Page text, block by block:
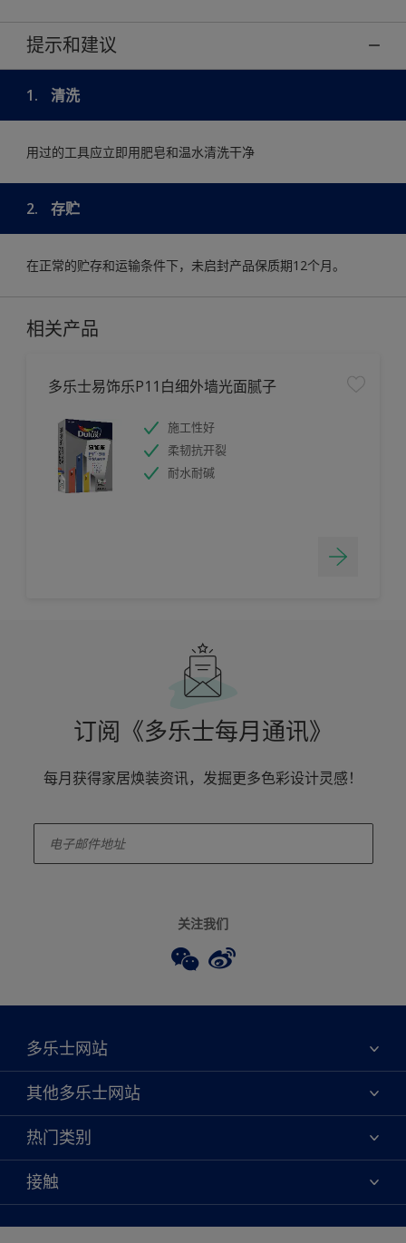
提示和建议
1. 清洗
用过的工具应立即用肥皂和温水清洗干净
2. 存贮
在正常的贮存和运输条件下，未启封产品保质期12个月。
相关产品
多乐士易饰乐P11白细外墙光面腻子
施工性好
柔韧抗开裂
耐水耐碱
订阅《多乐士每月通讯》
每月获得家居焕装资讯，发掘更多色彩设计灵感！
关注我们
多乐士网站
关于我们
联系我们
查找店铺
绿色工厂
其他多乐士网站
焕新服务
多乐士专业
天猫官方旗舰店
热门类别
颜色
产品
创意灵感
接触